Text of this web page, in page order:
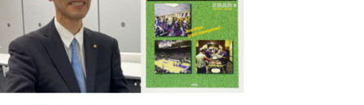
スポーツと文化
こころとからだ
IT・メディア